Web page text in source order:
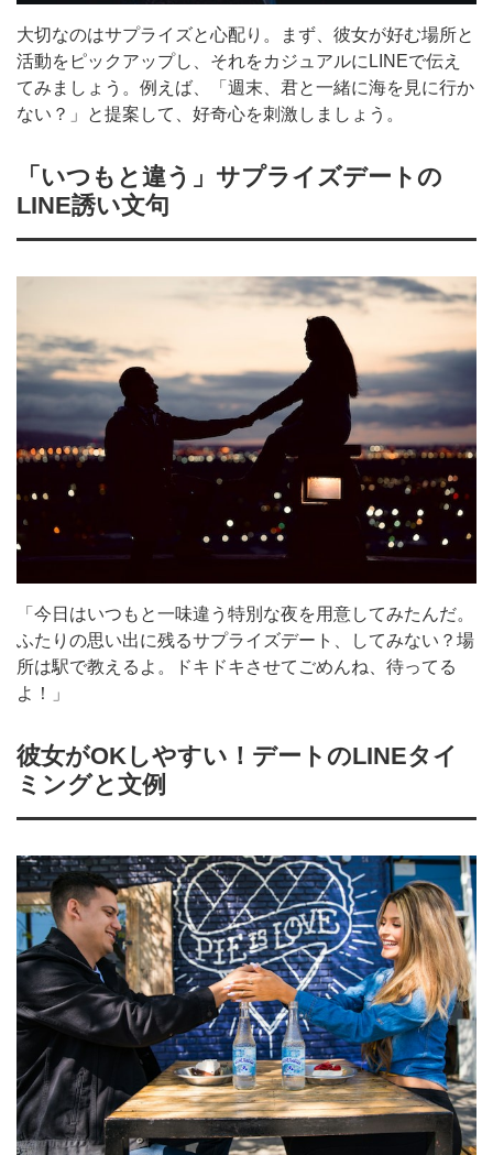
大切なのはサプライズと心配り。まず、彼女が好む場所と
活動をピックアップし、それをカジュアルにLINEで伝え
てみましょう。例えば、「週末、君と一緒に海を見に行か
ない？」と提案して、好奇心を刺激しましょう。
「いつもと違う」サプライズデートの
LINE誘い文句
「今日はいつもと一味違う特別な夜を用意してみたんだ。
ふたりの思い出に残るサプライズデート、してみない？場
所は駅で教えるよ。ドキドキさせてごめんね、待ってる
よ！」
彼女がOKしやすい！デートのLINEタイ
ミングと文例